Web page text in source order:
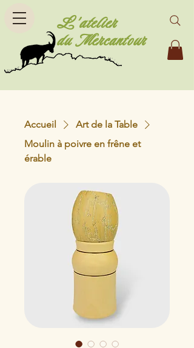
L'atelier
du Mercantour
Accueil
Art de la Table
Moulin à poivre en frêne et
érable